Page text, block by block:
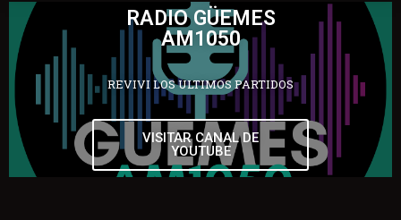
RADIO GÜEMES
AM1050
REVIVI LOS ULTIMOS PARTIDOS
VISITAR CANAL DE
YOUTUBE